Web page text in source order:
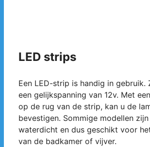
LED strips
Een LED-strip is handig in gebruik.
een gelijkspanning van 12v. Met
op de rug van de strip, kan u de
bevestigen. Sommige modellen
waterdicht en dus geschikt voor
van de badkamer of vijver.